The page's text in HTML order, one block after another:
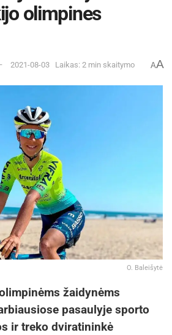
olimpines
2021-08-03 Laikas: 2 min skaitymo AA
O. Baleišytė
žaidynėms
pasaulyje sporto
ir treko dviratininkė